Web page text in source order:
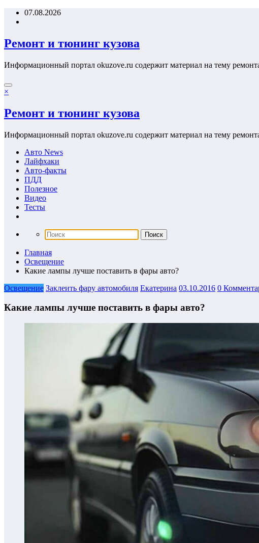
Перейти07.08.2026
Ремонт и тюнинг кузова
Информационный портал okuzove.ru содержит материал на тему
×
Ремонт и тюнинг кузова
Информационный портал okuzove.ru содержит материал на тему
Авто News
Лайфхаки
Авто-факты
ПДД
Полезное
Видео
Тесты
Главная
Освещение
Какие лампы лучше поставить в фары авто?
Освещение Заклеить фару автомобиля Екатерина 03.10.2016 0
Какие лампы лучше поставить в фары авто?